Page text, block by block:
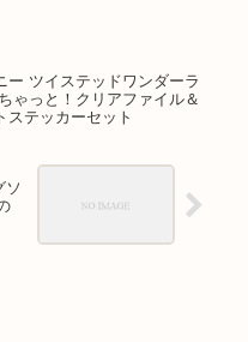
ー ツイステッドワンダーラ
ゃっと！クリアファイル＆
ステッカーセット
ソ